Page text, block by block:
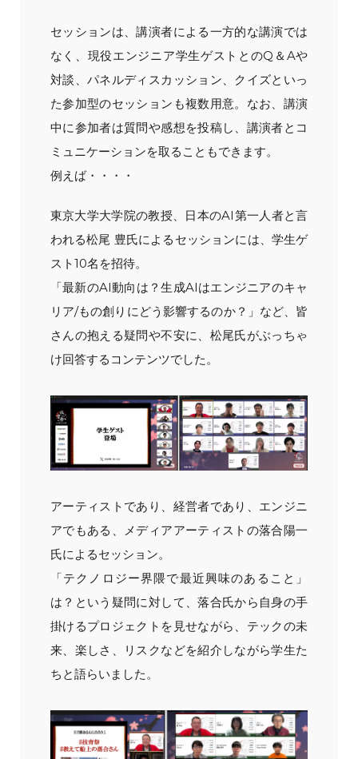
セッションは、講演者による一方的な講演では
なく、現役エンジニア学生ゲストとのQ＆Aや
対談、パネルディスカッション、クイズといっ
た参加型のセッションも複数用意。なお、講演
中に参加者は質問や感想を投稿し、講演者とコ
ミュニケーションを取ることもできます。
例えば・・・・
東京大学大学院の教授、日本のAI第一人者と言
われる松尾 豊氏によるセッションには、学生ゲ
スト10名を招待。
「最新のAI動向は？生成AIはエンジニアのキャ
リア/もの創りにどう影響するのか？」など、皆
さんの抱える疑問や不安に、松尾氏がぶっちゃ
け回答するコンテンツでした。
アーティストであり、経営者であり、エンジニ
アでもある、メディアアーティストの落合陽一
氏によるセッション。
「テクノロジー界隈で最近興味のあること」
は？という疑問に対して、落合氏から自身の手
掛けるプロジェクトを見せながら、テックの未
来、楽しさ、リスクなどを紹介しながら学生た
ちと語らいました。